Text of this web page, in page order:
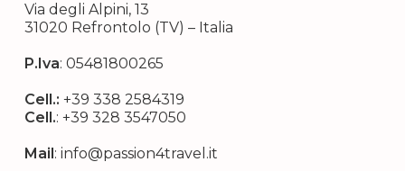
Via degli Alpini, 13
31020 Refrontolo (TV) – Italia
P.Iva: 05481800265
Cell.: +39 338 2584319
Cell.: +39 328 3547050
Mail: info@passion4travel.it